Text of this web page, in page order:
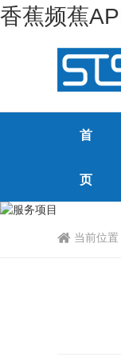
香蕉频蕉
首
页
当前位置